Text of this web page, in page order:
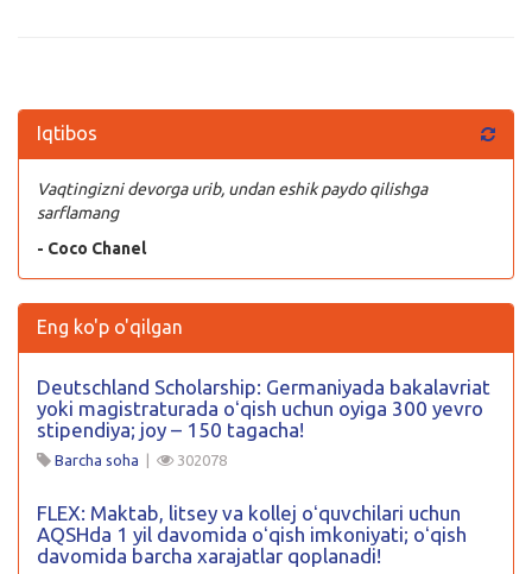
Iqtibos
Vaqtingizni devorga urib, undan eshik paydo qilishga
sarflamang
- Coco Chanel
Eng ko'p o'qilgan
Deutschland Scholarship: Germaniyada bakalavriat
yoki magistraturada oʻqish uchun oyiga 300 yevro
stipendiya; joy – 150 tagacha!
Barcha soha 302078
FLEX: Maktab, litsey va kollej oʻquvchilari uchun
AQSHda 1 yil davomida oʻqish imkoniyati; oʻqish
davomida barcha xarajatlar qoplanadi!